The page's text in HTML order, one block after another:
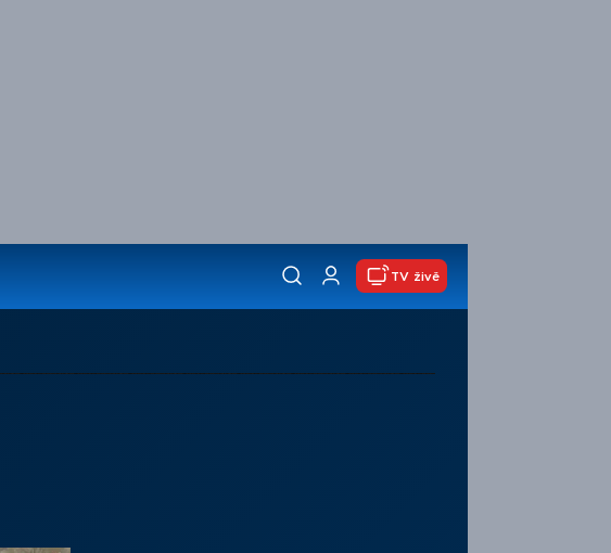
TV živě